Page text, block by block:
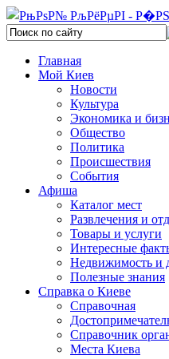
Главная
Мой Киев
Новости
Культура
Экономика и
Общество
Политика
Происшествия
События
Афиша
Каталог мест
Развлечения и
Товары и услуги
Интересные
Недвижимость и
Полезные знания
Справка о Киеве
Справочная
Справочник
Места Киева